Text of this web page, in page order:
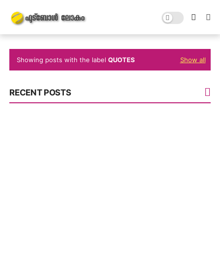
Showing posts with the labelQUOTES Show all
RECENT POSTS